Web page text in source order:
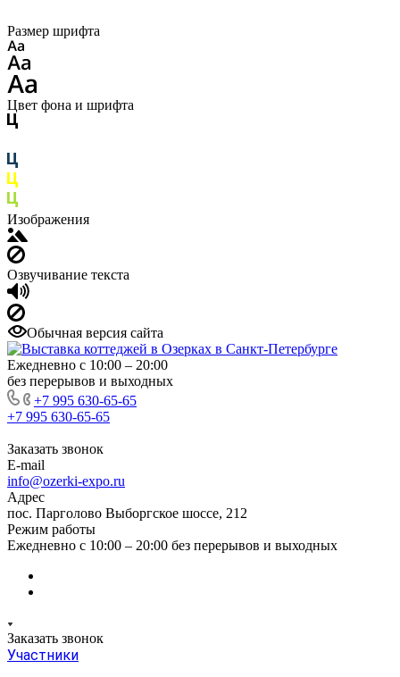
Размер шрифта
Цвет фона и шрифта
Изображения
Озвучивание текста
Обычная версия сайта
Ежедневно с 10:00 – 20:00
без перерывов и выходных
+7 995 630-65-65
+7 995 630-65-65
Заказать звонок
E-mail
info@ozerki-expo.ru
Адрес
пос. Парголово Выборгское шоссе, 212
Режим работы
Ежедневно с 10:00 – 20:00 без перерывов и выходных
Заказать звонок
Участники